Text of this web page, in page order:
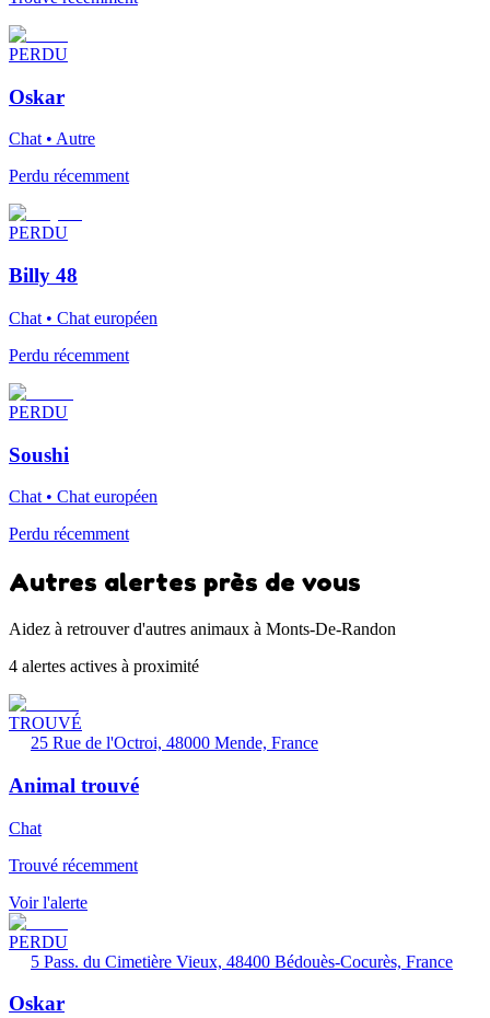
PERDU
Oskar
Chat • Autre
Perdu récemment
PERDU
Billy 48
Chat • Chat européen
Perdu récemment
PERDU
Soushi
Chat • Chat européen
Perdu récemment
Autres alertes près de vous
Aidez à retrouver d'autres animaux à Monts-De-Randon
4 alertes actives à proximité
TROUVÉ
25 Rue de l'Octroi, 48000 Mende, France
Animal trouvé
Chat
Trouvé récemment
Voir l'alerte
PERDU
5 Pass. du Cimetière Vieux, 48400 Bédouès-Cocurès, France
Oskar